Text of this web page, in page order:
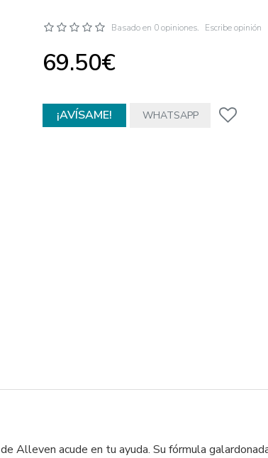
Basado en 0 opiniones. Escribe opinión
69.50€
¡AVÍSAME! WHATSAPP
Alleven acude en tu ayuda. Su fórmula